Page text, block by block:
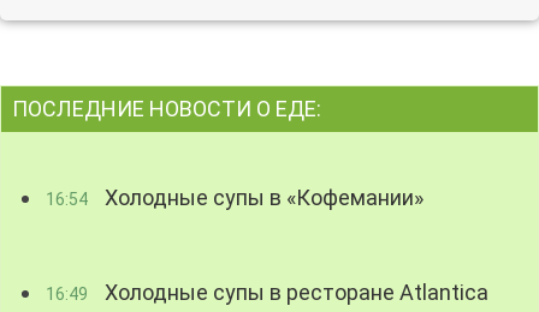
ПОСЛЕДНИЕ НОВОСТИ О ЕДЕ:
16:54 Холодные супы в «Кофемании»
16:49 Холодные супы в ресторане Atlantica